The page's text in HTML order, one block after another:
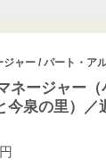
ャー / パート・ア
ネージャー
今泉の里）／